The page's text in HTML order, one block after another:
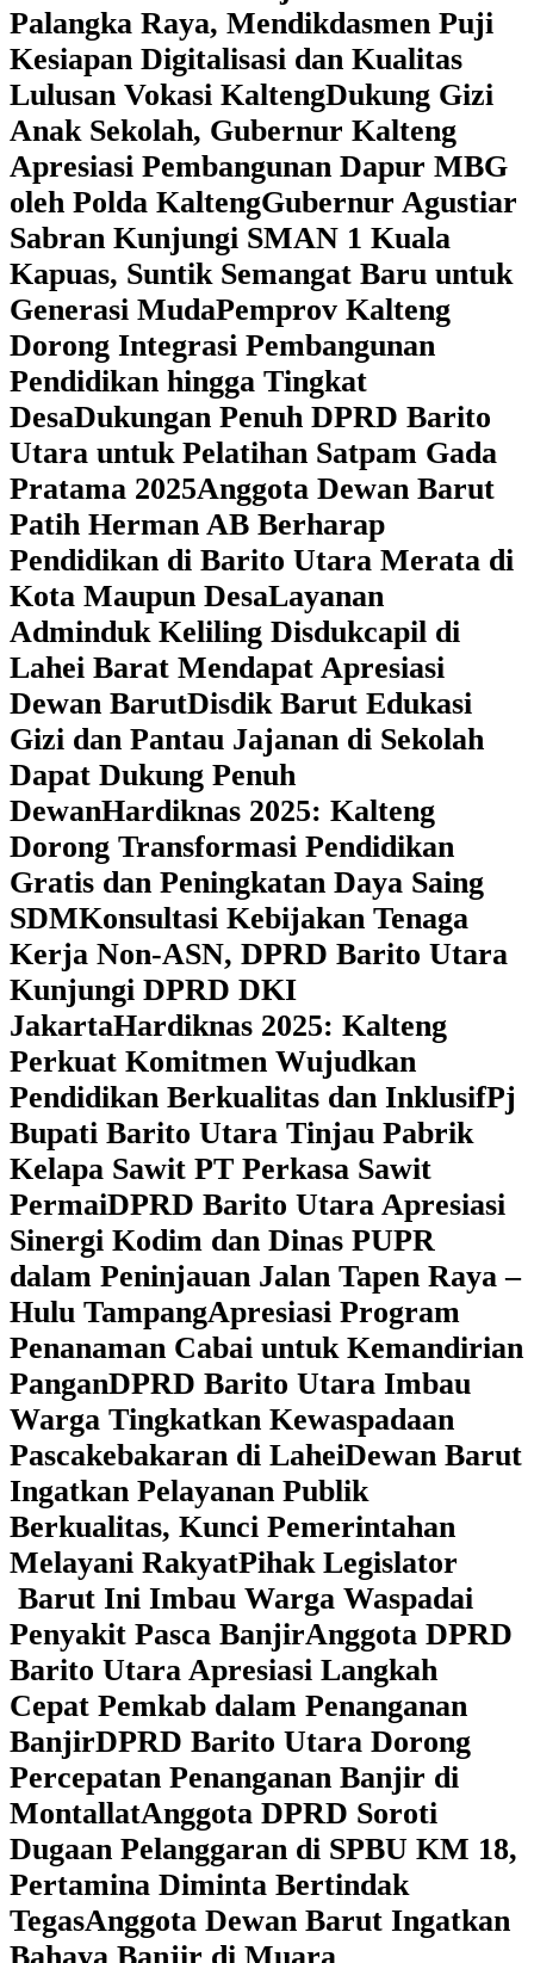
Palangka Raya, Mendikdasmen Puji
Kesiapan Digitalisasi dan Kualitas
Lulusan Vokasi Kalteng‎Dukung Gizi
Anak Sekolah, Gubernur Kalteng
Apresiasi Pembangunan Dapur MBG
oleh Polda Kalteng‎Gubernur Agustiar
Sabran Kunjungi SMAN 1 Kuala
Kapuas, Suntik Semangat Baru untuk
Generasi Muda‎Pemprov Kalteng
Dorong Integrasi Pembangunan
Pendidikan hingga Tingkat
DesaDukungan Penuh DPRD Barito
Utara untuk Pelatihan Satpam Gada
Pratama 2025Anggota Dewan Barut
Patih Herman AB Berharap
Pendidikan di Barito Utara Merata di
Kota Maupun DesaLayanan
Adminduk Keliling Disdukcapil di
Lahei Barat Mendapat Apresiasi
Dewan BarutDisdik Barut Edukasi
Gizi dan Pantau Jajanan di Sekolah
Dapat Dukung Penuh
DewanHardiknas 2025: Kalteng
Dorong Transformasi Pendidikan
Gratis dan Peningkatan Daya Saing
SDMKonsultasi Kebijakan Tenaga
Kerja Non-ASN, DPRD Barito Utara
Kunjungi DPRD DKI
JakartaHardiknas 2025: Kalteng
Perkuat Komitmen Wujudkan
Pendidikan Berkualitas dan InklusifPj
Bupati Barito Utara Tinjau Pabrik
Kelapa Sawit PT Perkasa Sawit
PermaiDPRD Barito Utara Apresiasi
Sinergi Kodim dan Dinas PUPR
dalam Peninjauan Jalan Tapen Raya –
Hulu TampangApresiasi Program
Penanaman Cabai untuk Kemandirian
PanganDPRD Barito Utara Imbau
Warga Tingkatkan Kewaspadaan
Pascakebakaran di LaheiDewan Barut
Ingatkan Pelayanan Publik
Berkualitas, Kunci Pemerintahan
Melayani RakyatPihak Legislator
Barut Ini Imbau Warga Waspadai
Penyakit Pasca BanjirAnggota DPRD
Barito Utara Apresiasi Langkah
Cepat Pemkab dalam Penanganan
BanjirDPRD Barito Utara Dorong
Percepatan Penanganan Banjir di
MontallatAnggota DPRD Soroti
Dugaan Pelanggaran di SPBU KM 18,
Pertamina Diminta Bertindak
TegasAnggota Dewan Barut Ingatkan